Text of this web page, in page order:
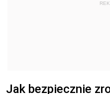
Jak bezpiecznie